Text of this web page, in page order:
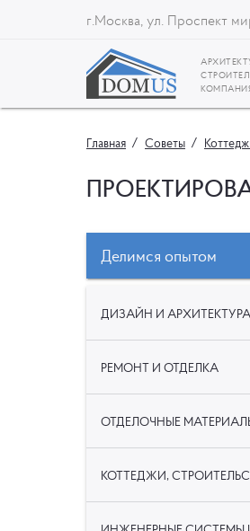
г.Москва, ул. Проспект
Главная Советы
Делимся опытом
ДИЗАЙН И АРХИТЕКТУРА
РЕМОНТ И ОТДЕЛКА
ОТДЕЛОЧНЫЕ
КОТТЕДЖИ,